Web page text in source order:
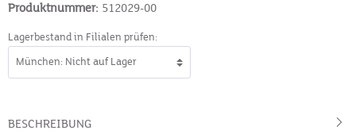
Produktnummer: 512029-00
Lagerbestand in Filialen prüfen:
BESCHREIBUNG